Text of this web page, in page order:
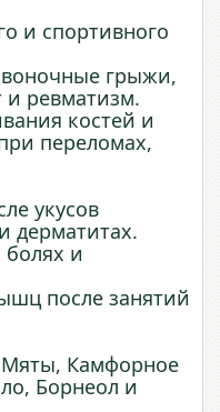
и спортивного
грыжи,
и ревматизм.
костей и
переломах,
укусов
дерматитах.
и
после занятий
Мяты, Камфорное
Борнеол и